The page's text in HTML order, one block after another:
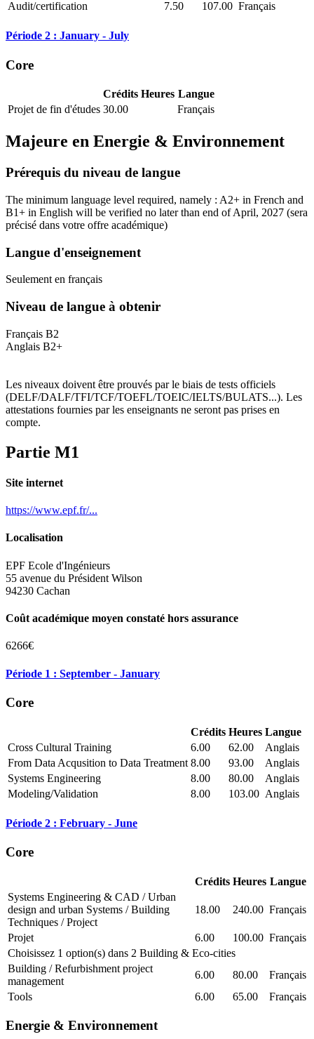
Audit/certification 7.50 107.00 Français
Période 2 : January - July
Core
Crédits Heures Langue
Projet de fin d'études 30.00 Français
Majeure en Energie & Environnement
Prérequis du niveau de langue
The minimum language level required, namely : A2+ in French and
B1+ in English will be verified no later than end of April, 2027 (sera
précisé dans votre offre académique)
Langue d'enseignement
Seulement en français
Niveau de langue à obtenir
Français B2
Anglais B2+
Les niveaux doivent être prouvés par le biais de tests officiels
(DELF/DALF/TFI/TCF/TOEFL/TOEIC/IELTS/BULATS...). Les
attestations fournies par les enseignants ne seront pas prises en
compte.
Partie M1
Site internet
https://www.epf.fr/...
Localisation
EPF Ecole d'Ingénieurs
55 avenue du Président Wilson
94230 Cachan
Coût académique moyen constaté hors assurance
6266€
Période 1 : September - January
Core
Crédits Heures Langue
Cross Cultural Training
6.00 62.00
Anglais
From Data Acqusition to Data Treatment 8.00 93.00
Anglais
Systems Engineering
8.00 80.00
Anglais
Modeling/Validation
8.00 103.00 Anglais
Période 2 : February - June
Core
Crédits Heures Langue
Systems Engineering & CAD / Urban
design and urban Systems / Building
Techniques / Project
18.00 240.00 Français
Projet 6.00 100.00 Français
Choisissez 1 option(s) dans 2 Building & Eco-cities
Building / Refurbishment project
management
6.00 80.00
Français
Tools
6.00 65.00 Français
Energie & Environnement